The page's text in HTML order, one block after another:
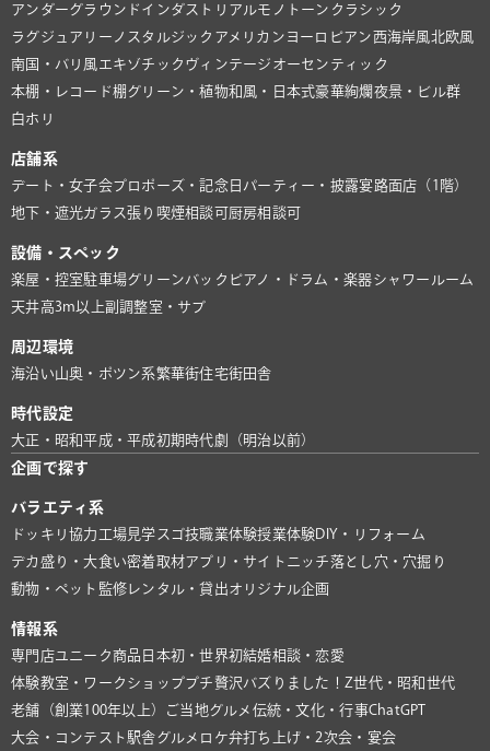
アンダーグラウンド インダストリアルモノトーン クラシック
ラグジュアリー ノスタルジック アメリカン ヨーロピアン西海岸風北欧風
南国・バリ風 エキゾチック ヴィンテージ オーセンティック
本棚・レコード棚グリーン・植物和風・日本式豪華絢爛夜景・ビル群
白ホリ
店舗系
デート・女子会プロポーズ・記念日 パーティー・披露宴路面店（1階）
地下・遮光ガラス張り 喫煙相談可厨房相談可
設備・スペック
楽屋・控室駐車場グリーンバック ピアノ・ドラム・楽器シャワールーム
天井高3m以上副調整室・サブ
周辺環境
海沿い山奥・ポツン系繁華街住宅街田舎
時代設定
大正・昭和平成・平成初期時代劇（明治以前）
企画で探す
バラエティ系
ドッキリ協力 工場見学 スゴ技職業体験授業体験DIY・リフォーム
デカ盛り・大食い密着取材アプリ・サイト ニッチ落とし穴・穴掘り
動物・ペット 監修レンタル・貸出オリジナル企画
情報系
専門店ユニーク商品 日本初・世界初結婚相談・恋愛
体験教室・ワークショッププチ贅沢バズりました！ Z世代・昭和世代
老舗（創業100年以上）
ご当地グルメ 伝統・文化・行事ChatGPT
大会・コンテスト 駅舎グルメ ロケ弁打ち上げ・2次会・宴会